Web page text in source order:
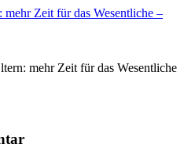
Zeit für das Wesentliche –
mehr Zeit für das Wesentliche